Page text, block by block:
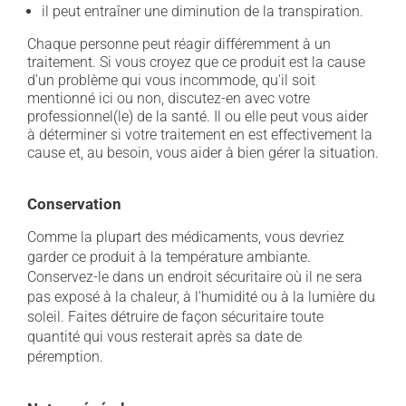
il peut entraîner une diminution de la transpiration.
Chaque personne peut réagir différemment à un
traitement. Si vous croyez que ce produit est la cause
d'un problème qui vous incommode, qu'il soit
mentionné ici ou non, discutez-en avec votre
professionnel(le) de la santé. Il ou elle peut vous aider
à déterminer si votre traitement en est effectivement la
cause et, au besoin, vous aider à bien gérer la situation.
Conservation
Comme la plupart des médicaments, vous devriez
garder ce produit à la température ambiante.
Conservez-le dans un endroit sécuritaire où il ne sera
pas exposé à la chaleur, à l'humidité ou à la lumière du
soleil. Faites détruire de façon sécuritaire toute
quantité qui vous resterait après sa date de
péremption.